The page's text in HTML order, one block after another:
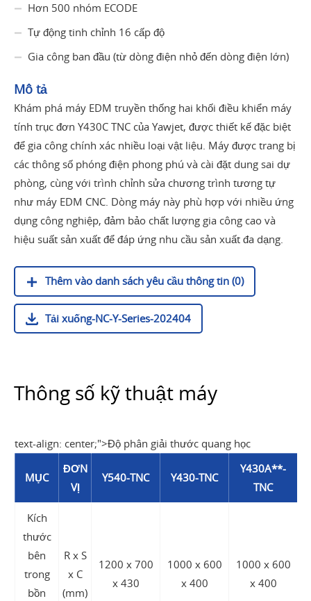
Hơn 500 nhóm ECODE
Tự động tinh chỉnh 16 cấp độ
Gia công ban đầu (từ dòng điện nhỏ đến dòng điện lớn)
Mô tả
Khám phá máy EDM truyền thống hai khối điều khiển máy
tính trục đơn Y430C TNC của Yawjet, được thiết kế đặc biệt
để gia công chính xác nhiều loại vật liệu. Máy được trang bị
các thông số phóng điện phong phú và cài đặt dung sai dự
phòng, cùng với trình chỉnh sửa chương trình tương tự
như máy EDM CNC. Dòng máy này phù hợp với nhiều ứng
dụng công nghiệp, đảm bảo chất lượng gia công cao và
hiệu suất sản xuất để đáp ứng nhu cầu sản xuất đa dạng.
Thêm vào danh sách yêu cầu thông tin (0)
Tải xuống-NC-Y-Series-202404
Thông số kỹ thuật máy
text-align: center;">Độ phân giải thước quang học
MỤC
ĐƠN
VỊ
Y540-TNC Y430-TNC
Y430A**-
TNC
Kích
thước
bên
trong
bồn
R x S
x C
(mm)
1200 x 700
x 430
1000 x 600
x 400
1000 x 600
x 400